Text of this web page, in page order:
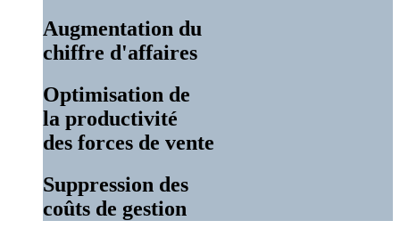
Augmentation du
chiffre d'affaires
Optimisation de
la productivité
des forces de vente
Suppression des
coûts de gestion